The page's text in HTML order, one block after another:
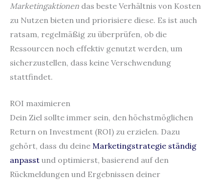
Marketingaktionen das beste Verhältnis von Kosten
zu Nutzen bieten und priorisiere diese. Es ist auch
ratsam, regelmäßig zu überprüfen, ob die
Ressourcen noch effektiv genutzt werden, um
sicherzustellen, dass keine Verschwendung
stattfindet.
ROI maximieren
Dein Ziel sollte immer sein, den höchstmöglichen
Return on Investment (ROI) zu erzielen. Dazu
gehört, dass du deine Marketingstrategie ständig
anpasst und optimierst, basierend auf den
Rückmeldungen und Ergebnissen deiner